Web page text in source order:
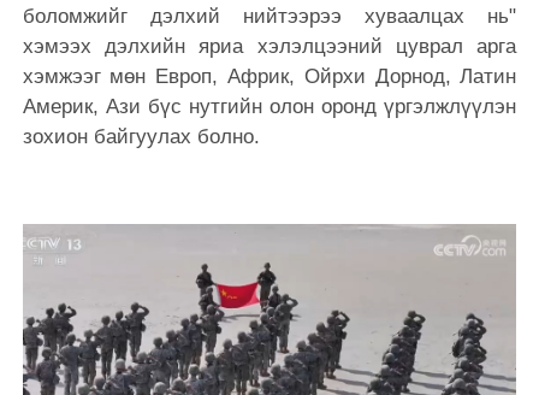
боломжийг дэлхий нийтээрээ хуваалцах нь"
хэмээх дэлхийн яриа хэлэлцээний цуврал арга
хэмжээг мөн Европ, Африк, Ойрхи Дорнод, Латин
Америк, Ази бүс нутгийн олон оронд үргэлжлүүлэн
зохион байгуулах болно.